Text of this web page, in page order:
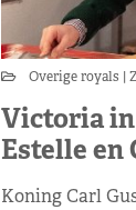
Overige royals
Victoria in
Estelle en
Koning Carl